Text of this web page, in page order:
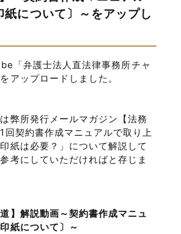
紙について〕～をアップし
「弁護士法人直法律事務所チャ
アップロードしました。
弊所発行メールマガジン【法務
回契約書作成マニュアルで取り上
紙は必要？」について解説して
考にしていただければと存じま
道】解説動画～契約書作成マニュ
紙について〕～